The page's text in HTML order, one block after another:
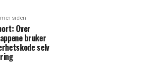
siden
Over
bruker
selv